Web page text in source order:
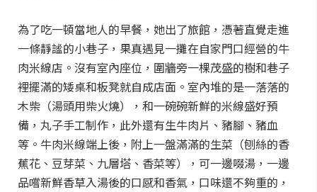
為了吃一頓當地人的早餐，她出了旅館，憑著直覺走進
一條靜謐的小巷子，果真遇見一攤在自家門口經營的牛
肉米線店。沒有室內座位，圍牆旁一棵茂盛的樹和巷子
裡擺滿的矮桌和板凳就自成店面。室內堆的是一落落的
木柴（湯頭用柴火燒），和一碗碗新鮮的米線盛好預
備，丸子手工制作，此外還有生牛肉片、豬腳、豬血
等。牛肉米線端上後，附上一盤滿滿的生菜（刨絲的香
蕉花、豆芽菜、九層塔、香菜等），可一邊啜湯，一邊
品嚐新鮮香草入湯後的口感和香氣，口味還不夠重的，